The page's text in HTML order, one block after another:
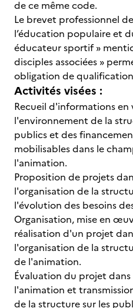
de ce même code.
Le brevet professionnel
l’éducation populaire et
éducateur sportif »
disciples associées »
obligation de
Activités visées :
Recueil d'informations
l'environnement de la
publics et des
mobilisables dans le
l'animation.
Proposition de projets
l'organisation de la
l'évolution des besoins
Organisation, mise en
réalisation d'un projet
l'organisation de la
de l'animation.
Évaluation du projet
l'animation et
de la structure sur les